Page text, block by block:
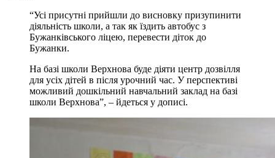
“Усі присутні прийшли до висновку призупинити
діяльність школи, а так як їздить автобус з
Бужанківського ліцею, перевести діток до
Бужанки.
На базі школи Верхнова буде діяти центр дозвілля
для усіх дітей в після урочний час. У перспективі
можливий дошкільний навчальний заклад на базі
школи Верхнова”, – йдеться у дописі.